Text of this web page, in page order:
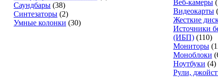
Саундбары (38)
Синтезаторы (2)
Умные колонки (30)
Веб-камеры
Видеокарты
Жесткие
Источники
(ИБП) (110)
Мониторы
Моноблоки
Ноутбуки (4)
Рули,